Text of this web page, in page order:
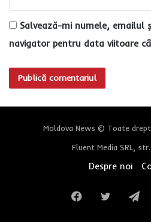
Salvează-mi numele, emailul
navigator pentru data viitoare
Moldova News © Toate
Fluent Media SRL,
Despre noi
FacebookTwitter